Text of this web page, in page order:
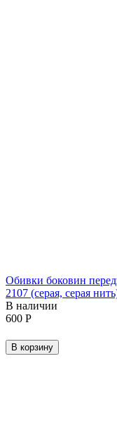
Обивки боковин
2107 (серая, серая
В наличии
‍600‍ Р
В корзину